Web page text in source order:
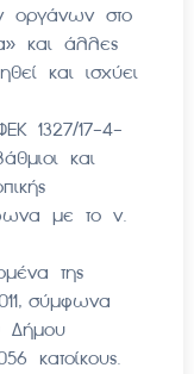
οργάνων στο
και άλλες
και ισχύει
1327/17-4-
και
με το ν.
της
σύμφωνα
Δήμου
κατοίκους.